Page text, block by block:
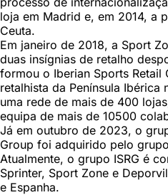
loja em Madrid e, em 2014, a
Ceuta.
Em janeiro de 2018, a Sport
duas insígnias de retalho
formou o Iberian Sports Retail
retalhista da Península
uma rede de mais de 400
equipa de mais de 10500
Já em outubro de 2023, o
Group foi adquirido pelo
Atualmente, o grupo ISRG é
Sprinter, Sport Zone e
e Espanha.